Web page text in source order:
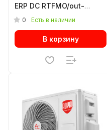
ERP DC RTFMO/out-
14HN8 инверторной
0 Есть в наличии
В корзину